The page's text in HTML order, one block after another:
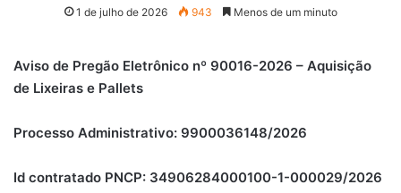
1 de julho de 2026 943 Menos de um minuto
Aviso de Pregão Eletrônico nº 90016-2026 – Aquisição
de Lixeiras e Pallets
Processo Administrativo: 9900036148/2026
Id contratado PNCP: 34906284000100-1-000029/2026